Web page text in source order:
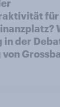
für
in der